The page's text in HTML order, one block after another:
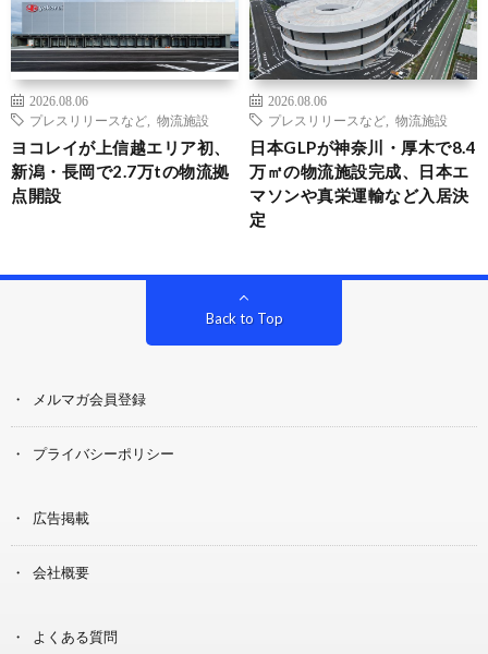
2026.08.06
プレスリリースなど
物流施設
ヨコレイが上信越エリア初、
新潟・長岡で2.7万tの物流拠
点開設
2026.08.06
プレスリリースなど
物流施設
日本GLPが神奈川・厚木で8.4
万㎡の物流施設完成、日本エ
マソンや真栄運輸など入居決
定
Back to Top
メルマガ会員登録
プライバシーポリシー
広告掲載
会社概要
よくある質問